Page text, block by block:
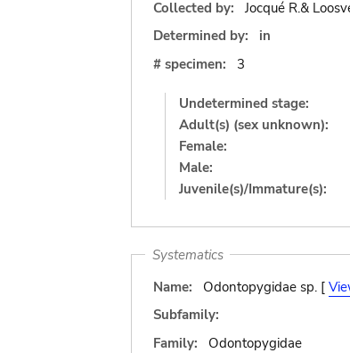
Collected by:
Jocqué R.&
Determined by:
in
# specimen:
3
Undetermined stage:
Adult(s) (sex unknown):
Female:
Male:
Juvenile(s)/Immature(s):
Systematics
Name:
Odontopygidae sp. [
Subfamily:
Family:
Odontopygidae